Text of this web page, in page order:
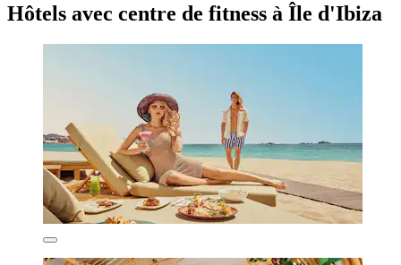
Hôtels avec centre de fitness à Île d'Ibiza